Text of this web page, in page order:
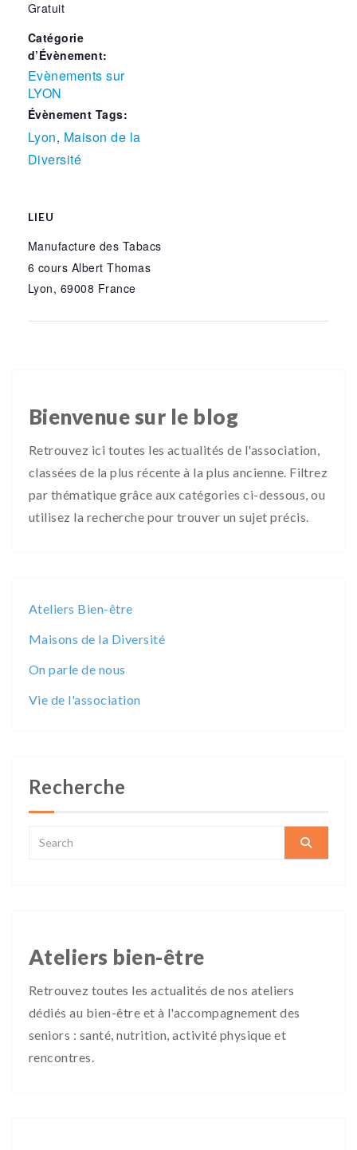
Gratuit
Catégorie
d’Évènement:
Evènements sur
LYON
Évènement Tags:
Lyon, Maison de la
Diversité
LIEU
Manufacture des Tabacs
6 cours Albert Thomas
Lyon, 69008 France
Bienvenue sur le blog
Retrouvez ici toutes les actualités de l'association,
classées de la plus récente à la plus ancienne. Filtrez
par thématique grâce aux catégories ci-dessous, ou
utilisez la recherche pour trouver un sujet précis.
Ateliers Bien-être
Maisons de la Diversité
On parle de nous
Vie de l'association
Recherche
Ateliers bien-être
Retrouvez toutes les actualités de nos ateliers
dédiés au bien-être et à l'accompagnement des
seniors : santé, nutrition, activité physique et
rencontres.